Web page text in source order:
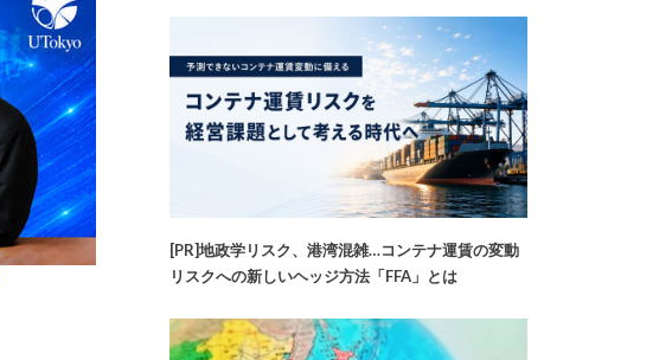
[PR]地政学リスク、港湾混雑…コンテナ運賃の変動
リスクへの新しいヘッジ方法「FFA」とは